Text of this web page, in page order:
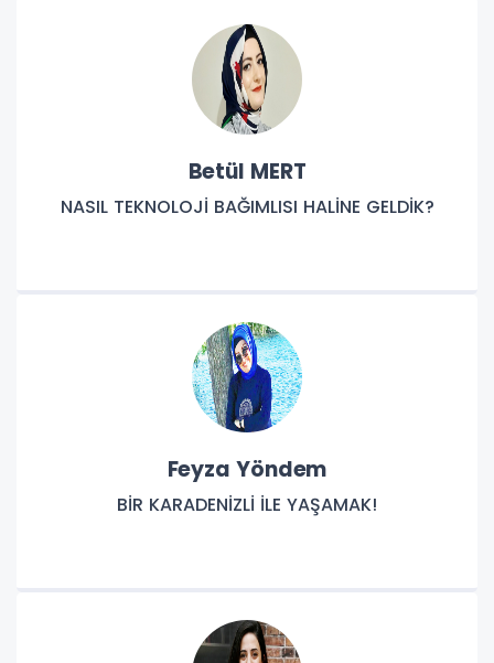
Betül MERT
NASIL TEKNOLOJİ BAĞIMLISI HALİNE GELDİK?
Feyza Yöndem
BİR KARADENİZLİ İLE YAŞAMAK!